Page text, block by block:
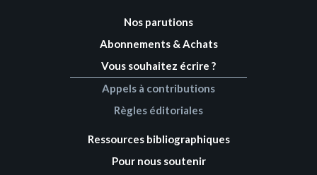
Nos parutions
Abonnements & Achats
Vous souhaitez écrire ?
Appels à contributions
Règles éditoriales
Ressources bibliographiques
Pour nous soutenir